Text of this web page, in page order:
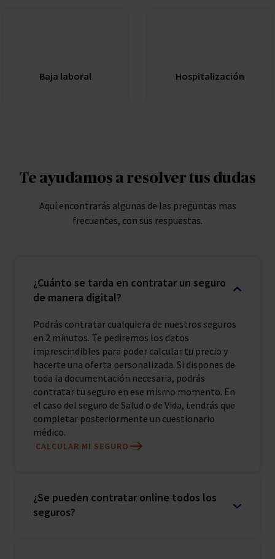
Baja laboral Hospitalización
Te ayudamos a resolver tus dudas
Aquí encontrarás algunas de las preguntas mas
frecuentes, con sus respuestas.
¿Cuánto se tarda en contratar un seguro
de manera digital?
Podrás contratar cualquiera de nuestros seguros
en 2 minutos. Te pediremos los datos
imprescindibles para poder calcular tu precio y
hacerte una oferta personalizada. Si dispones de
toda la documentación necesaria, podrás
contratar tu seguro en ese mismo momento. En
el caso del seguro de Salud o de Vida, tendrás que
completar posteriormente un cuestionario
médico.
CALCULAR MI SEGURO
¿Se pueden contratar online todos los
seguros?